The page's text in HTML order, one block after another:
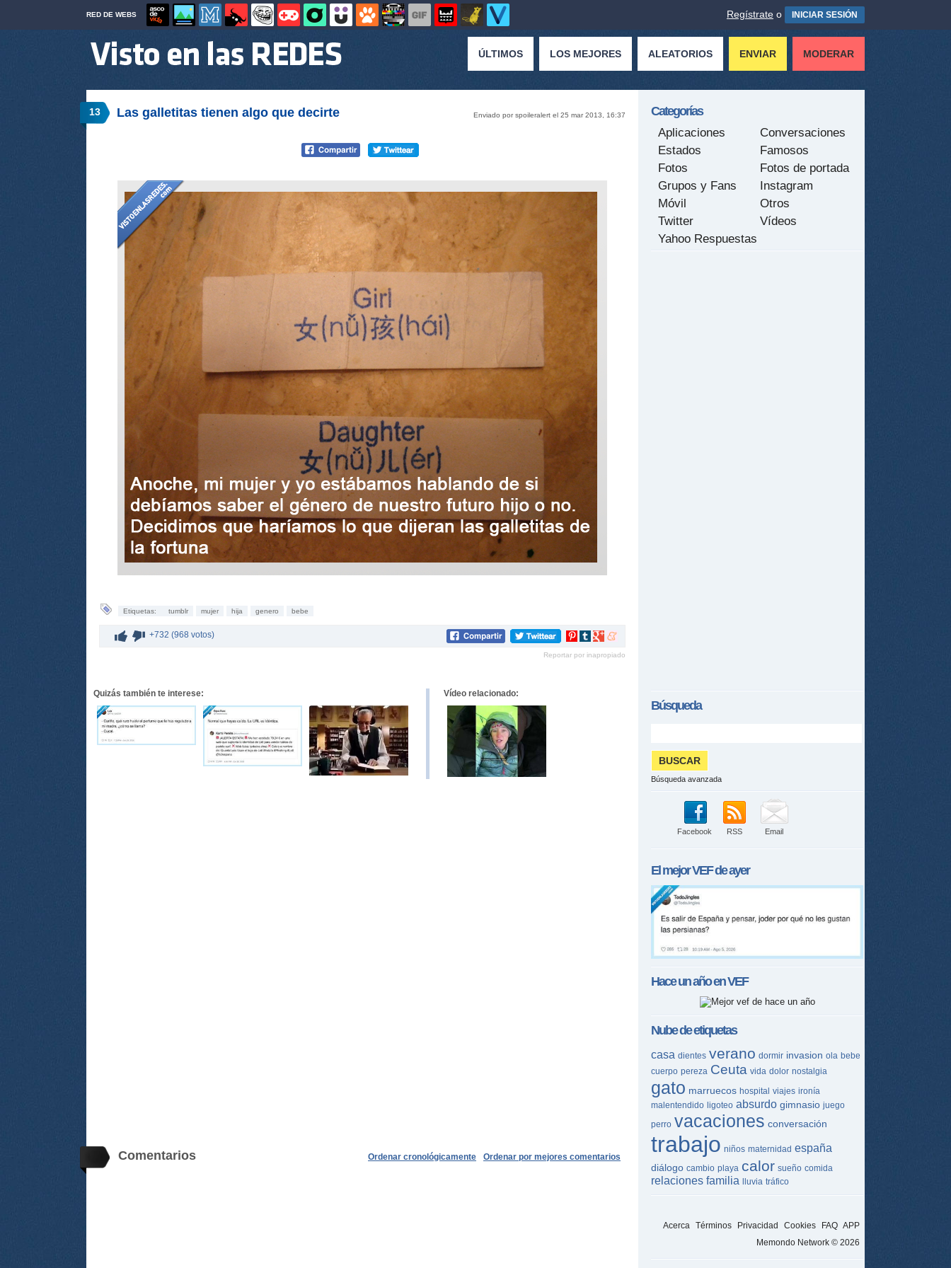
RED DE WEBS Regístrate o INICIAR SESIÓN
ÚLTIMOS LOS MEJORES ALEATORIOS ENVIAR MODERAR
13 Enviado por spoileralert el 25 mar 2013, 16:37
Las galletitas tienen algo que decirte
Etiquetas: tumblr mujer hija genero bebe
+732 (968 votos)
Compartir
Pinterest
Compartir
tumblr
Compartir
Google+
Compartir
meneame
Reportar por inapropiado
Quizás también te interese: Vídeo relacionado:
Comentarios Ordenar por mejores comentarios
Ordenar cronológicamente
Categorías
Aplicaciones
Conversaciones
Estados
Famosos
Fotos
Fotos de portada
Grupos y Fans
Instagram
Móvil
Otros
Twitter
Vídeos
Yahoo Respuestas
Búsqueda
Búsqueda avanzada
Facebook RSS Email
El mejorVEFde ayer
Hace un año enVEF
Nube de etiquetas
casa dientes verano dormir invasion ola bebe
cuerpo pereza Ceuta vida dolor nostalgia
gato marruecos hospital viajes ironía
malentendido ligoteo absurdo gimnasio juego
perro vacaciones conversación
trabajo niños maternidad españa
diálogo cambio playa calor sueño comida
relaciones familia lluvia tráfico
Acerca Términos Privacidad Cookies FAQ APP
Memondo Network © 2026